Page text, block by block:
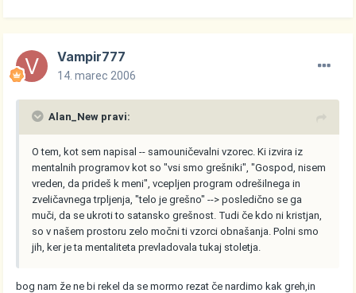
Vampir777
14. marec 2006
Alan_New pravi:
O tem, kot sem napisal -- samouničevalni vzorec. Ki izvira iz
mentalnih programov kot so "vsi smo grešniki", "Gospod, nisem
vreden, da prideš k meni", vcepljen program odrešilnega in
zveličavnega trpljenja, "telo je grešno" --> posledično se ga
muči, da se ukroti to satansko grešnost. Tudi če kdo ni kristjan,
so v našem prostoru zelo močni ti vzorci obnašanja. Polni smo
jih, ker je ta mentaliteta prevladovala tukaj stoletja.
bog nam že ne bi rekel da se mormo rezat če nardimo kak greh,in